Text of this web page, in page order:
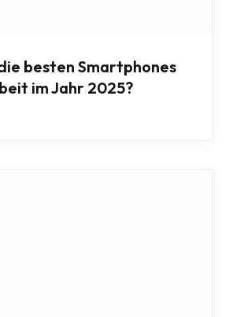
besten Smartphones
im Jahr 2025?